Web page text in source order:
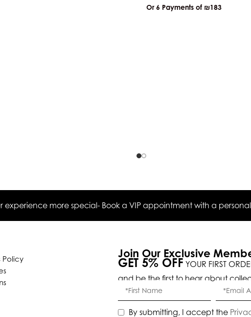
Or 6 Payments of ₪183
experience more special- Book a VIP appointment with a personal
Policy
Join Our Exclusive
GET 5% OFF YOUR FIRST
and be the first to hear about
By submitting, I accept the